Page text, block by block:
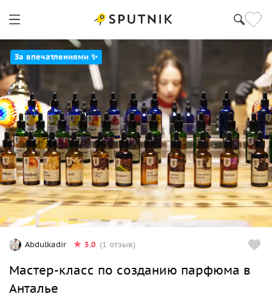
За впечатлениями ✨
Abdulkadir 5.0 (1 отзыв)
Мастер-класс по созданию парфюма в
Анталье